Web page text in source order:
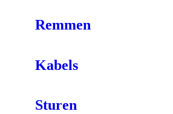
Remmen
Kabels
Sturen